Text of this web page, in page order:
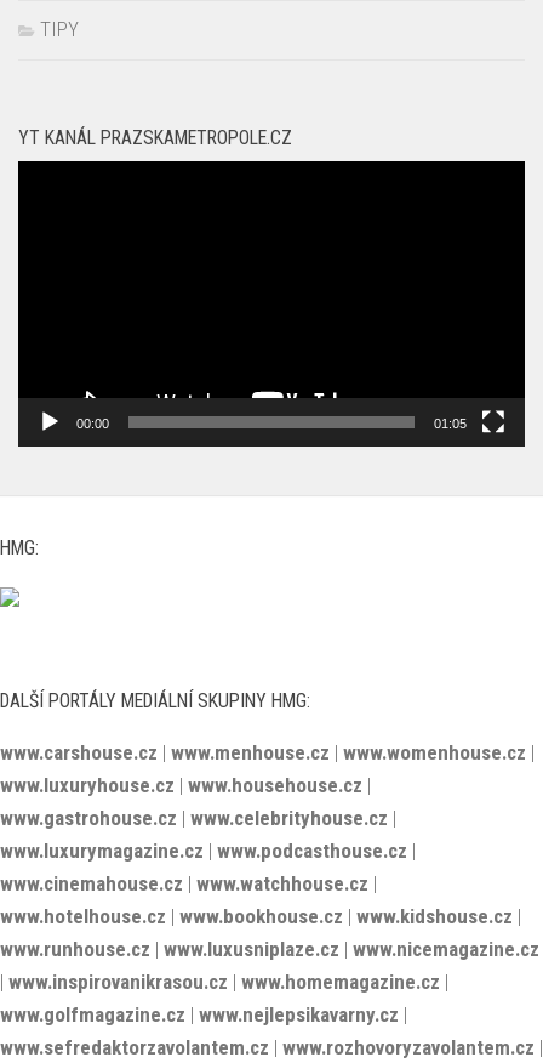
TIPY
YT KANÁL PRAZSKAMETROPOLE.CZ
00:00 01:05
HMG:
DALŠÍ PORTÁLY MEDIÁLNÍ SKUPINY HMG:
www.carshouse.cz | www.menhouse.cz | www.womenhouse.cz |
www.luxuryhouse.cz | www.househouse.cz |
www.gastrohouse.cz | www.celebrityhouse.cz |
www.luxurymagazine.cz | www.podcasthouse.cz |
www.cinemahouse.cz | www.watchhouse.cz |
www.hotelhouse.cz | www.bookhouse.cz | www.kidshouse.cz |
www.runhouse.cz | www.luxusniplaze.cz | www.nicemagazine.cz
| www.inspirovanikrasou.cz | www.homemagazine.cz |
www.golfmagazine.cz | www.nejlepsikavarny.cz |
www.sefredaktorzavolantem.cz | www.rozhovoryzavolantem.cz |